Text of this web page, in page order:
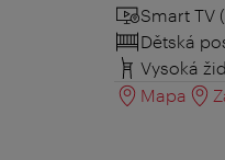
Smart TV
Dětská
Vysoká
Mapa